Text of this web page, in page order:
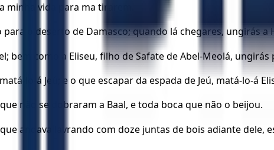
minha vida para ma tirarem.
para o deserto de Damasco; quando lá chegares, ungirás a
bem como a Eliseu, filho de Safate de Abel-Meolá,
lo-á Jeú; e o que escapar da espada de Jeú, matá-lo-á
não se dobraram a Baal, e toda boca que não o beijou.
andava lavrando com doze juntas de bois adiante dele,